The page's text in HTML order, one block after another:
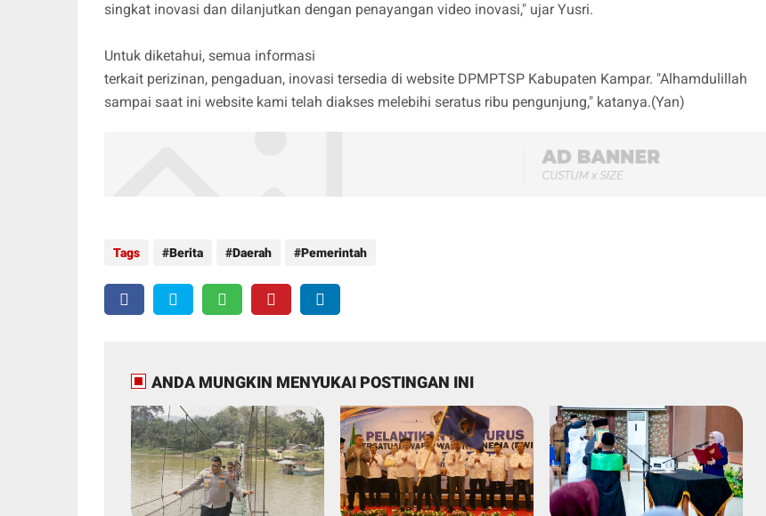
singkat inovasi dan dilanjutkan dengan penayangan video inovasi," ujar Yusri.
Untuk diketahui, semua informasi
terkait perizinan, pengaduan, inovasi tersedia di website DPMPTSP Kabupaten Kampar. "Alhamdulillah
sampai saat ini website kami telah diakses melebihi seratus ribu pengunjung," katanya.(Yan)
Tags Berita Daerah Pemerintah
ANDA MUNGKIN MENYUKAI POSTINGAN INI